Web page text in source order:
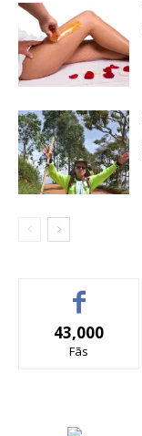
43,000
Fãs